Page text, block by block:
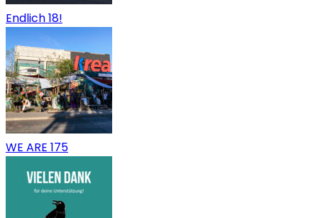
Endlich 18!
WE ARE 175